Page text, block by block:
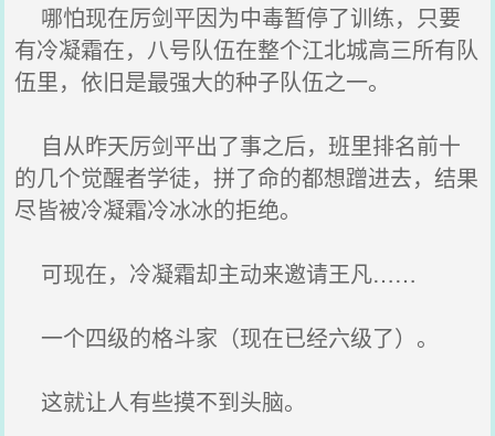
哪怕现在厉剑平因为中毒暂停了训练，只要
有冷凝霜在，八号队伍在整个江北城高三所有队
伍里，依旧是最强大的种子队伍之一。
自从昨天厉剑平出了事之后，班里排名前十
的几个觉醒者学徒，拼了命的都想蹭进去，结果
尽皆被冷凝霜冷冰冰的拒绝。
可现在，冷凝霜却主动来邀请王凡……
一个四级的格斗家（现在已经六级了）。
这就让人有些摸不到头脑。